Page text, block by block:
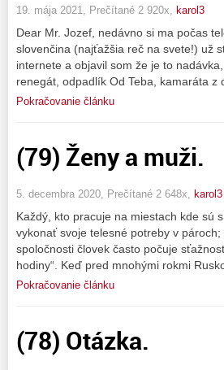
19. mája 2021, Prečítané 2 920x, karol3
Dear Mr. Jozef, nedávno si ma počas
slovenčina (najťažšia reč na svete!) už
internete a objavil som že je to
renegát, odpadlík Od Teba, kamaráta
Pokračovanie článku
(79) Ženy a muži.
5. decembra 2020, Prečítané 2 648x, karol3
Každý, kto pracuje na miestach kde sú
vykonať svoje telesné potreby v
spoločnosti človek často počuje
hodiny“. Keď pred mnohými rokmi
Pokračovanie článku
(78) Otázka.